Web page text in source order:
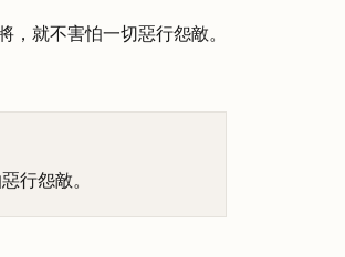
就不害怕一切惡行怨敵。
行怨敵。